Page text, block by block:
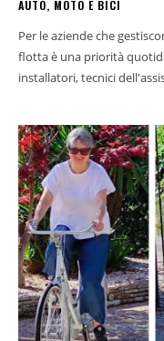
AUTO, MOTO E BICI
Per le aziende che
flotta è una priorità
installatori, tecnici